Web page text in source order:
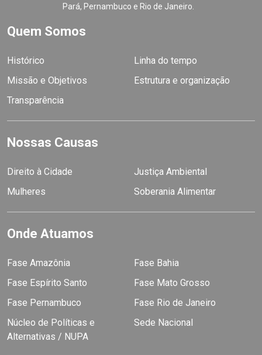
Pará, Pernambuco e Rio de Janeiro.
Quem Somos
Histórico
Linha do tempo
Missão e Objetivos
Estrutura e organização
Transparência
Nossas Causas
Direito à Cidade
Justiça Ambiental
Mulheres
Soberania Alimentar
Onde Atuamos
Fase Amazônia
Fase Bahia
Fase Espírito Santo
Fase Mato Grosso
Fase Pernambuco
Fase Rio de Janeiro
Núcleo de Políticas e
Alternativas / NUPA
Sede Nacional